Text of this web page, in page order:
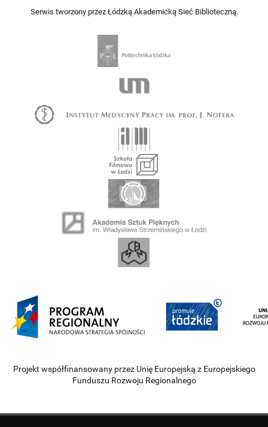
Serwis tworzony przez Łódzką Akademicką Sieć Biblioteczną.
Projekt współfinansowany przez Unię Europejską z Europejskiego
Funduszu Rozwoju Regionalnego